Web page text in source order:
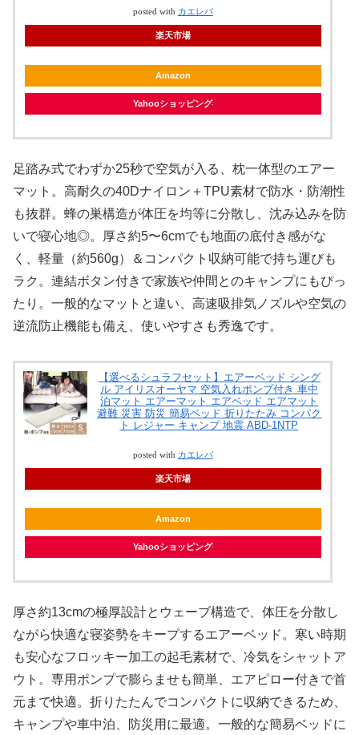
posted with カエレバ
楽天市場
Amazon
Yahooショッピング
足踏み式でわずか25秒で空気が入る、枕一体型のエアー
マット。高耐久の40Dナイロン＋TPU素材で防水・防潮性
も抜群。蜂の巣構造が体圧を均等に分散し、沈み込みを防
いで寝心地◎。厚さ約5〜6cmでも地面の底付き感がな
く、軽量（約560g）＆コンパクト収納可能で持ち運びも
ラク。連結ボタン付きで家族や仲間とのキャンプにもぴっ
たり。一般的なマットと違い、高速吸排気ノズルや空気の
逆流防止機能も備え、使いやすさも秀逸です。
【選べるシュラフセット】エアーベッド シング
ル アイリスオーヤマ 空気入れポンプ付き 車中
泊マット エアーマット エアベッド エアマット
避難 災害 防災 簡易ベッド 折りたたみ コンパク
ト レジャー キャンプ 地震 ABD-1NTP
posted with カエレバ
楽天市場
Amazon
Yahooショッピング
厚さ約13cmの極厚設計とウェーブ構造で、体圧を分散し
ながら快適な寝姿勢をキープするエアーベッド。寒い時期
も安心なフロッキー加工の起毛素材で、冷気をシャットア
ウト。専用ポンプで膨らませも簡単、エアピロー付きで首
元まで快適。折りたたんでコンパクトに収納できるため、
キャンプや車中泊、防災用に最適。一般的な簡易ベッドに